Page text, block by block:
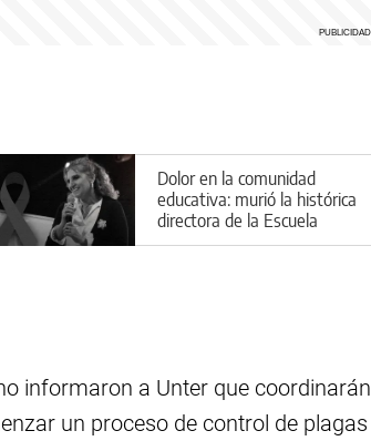
Dolor en la comunidad
educativa: murió la histórica
directora de la Escuela
Cristiana Descubrir
informaron a Unter que coordinarán
un proceso de control de plagas